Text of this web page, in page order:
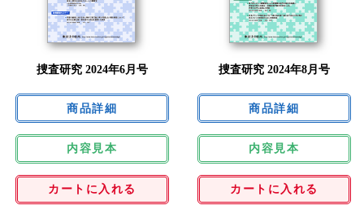
捜査研究 2024年6月号
内容見本
カートに入れる
捜査研究 2024年8月号
内容見本
カートに入れる